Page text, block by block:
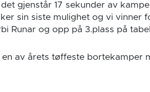
gjenstår 17 sekunder av
sin siste mulighet og vi vinner
Runar og opp på 3.plass på
av årets tøffeste bortekamper